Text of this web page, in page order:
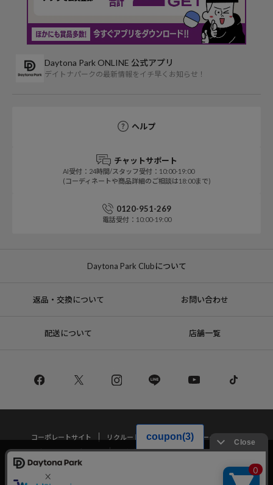
Daytona Park ONLINE 公式アプリ
デイトナパークの最新情報をイチ早くお知らせ！
ヘルプ
チャットサポート
AI受付：24時間/スタッフ受付：10:00-19:00
(コーディネートや商品詳細のご相談は18:00まで)
0120-951-269
電話受付：10:00-19:00
Daytona Park Clubについて
返品・交換について お問い合わせ
配送について 店舗一覧
コーポレートサイト リクルート
サステナブルマークについて
プライバシーポリシー
特定商取引法・古物営業法に基づく表記
当サイトでは利用体験の向上およびコンテンツの最適な提供、トラフィック
の分析を目的としてCookieを使用しています。